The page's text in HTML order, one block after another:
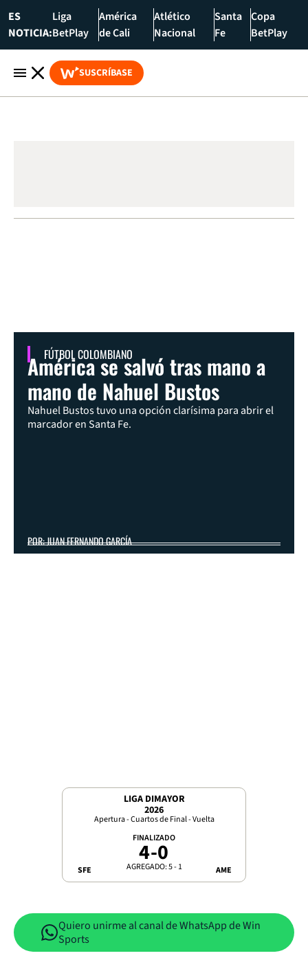
ES
NOTICIA:
Liga
BetPlay
América
de Cali
Atlético
Nacional
Santa
Fe
Copa
BetPlay
SUSCRÍBASE
FÚTBOL COLOMBIANO
América se salvó tras mano a
mano de Nahuel Bustos
Nahuel Bustos tuvo una opción clarísima para abrir el
marcador en Santa Fe.
POR: JUAN FERNANDO GARCÍA
LIGA DIMAYOR
2026
Apertura - Cuartos de Final - Vuelta
SFE
FINALIZADO
4-0
AGREGADO: 5 - 1 AME
Quiero unirme al canal de WhatsApp de Win
Sports